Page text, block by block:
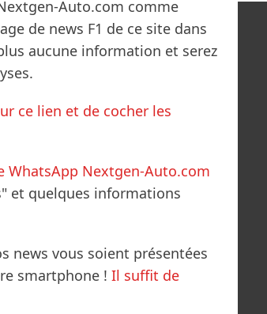
Auto.com comme
de news F1 de ce site dans
aucune information et serez
ce lien et de cocher les
WhatsApp Nextgen-Auto.com
et quelques informations
news vous soient présentées
smartphone ! Il suffit de